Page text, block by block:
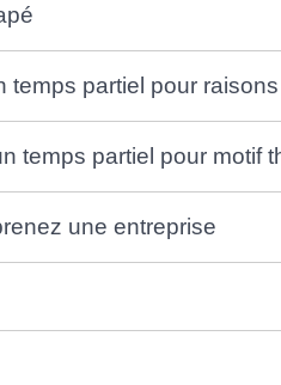
temps partiel pour
temps partiel pour motif
une entreprise